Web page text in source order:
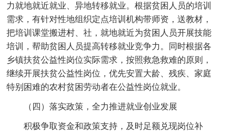
力就地就近就业、异地转移就业。根据贫困人员的培训
需求，有针对性地组织定点培训机构带师资，送教材，
把培训课堂搬进村、社，就地就近为贫困人员开展技能
培训，帮助贫困人员提高转移就业竞争力。同时根据各
乡镇扶贫公益性岗位实际需求，按照救急救难的原则，
继续开展扶贫公益性岗位，优先安置大龄、残疾、家庭
特别困难的农村贫困劳动者在公益性岗位就业。
（四）落实政策，全力推进就业创业发展
积极争取资金和政策支持，及时足额兑现岗位补